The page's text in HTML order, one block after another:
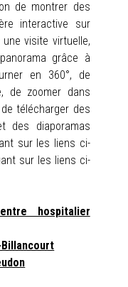
de montrer des
interactive sur
visite virtuelle,
grâce à
en 360°, de
de zoomer dans
télécharger des
des diaporamas
sur les liens ci-
sur les liens ci-
hospitalier